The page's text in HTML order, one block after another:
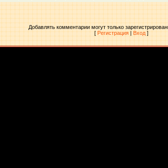
Добавлять комментарии могут только
[ Регистрация | Вход ]